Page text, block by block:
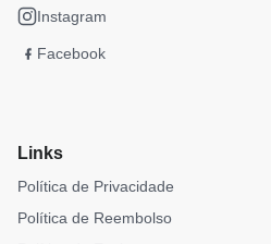
Instagram
Facebook
Links
Política de Privacidade
Política de Reembolso